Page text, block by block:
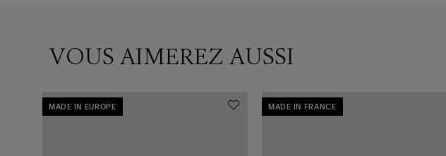
VOUS AIMEREZ AUSSI
MADE IN EUROPE MADE IN FRANCE